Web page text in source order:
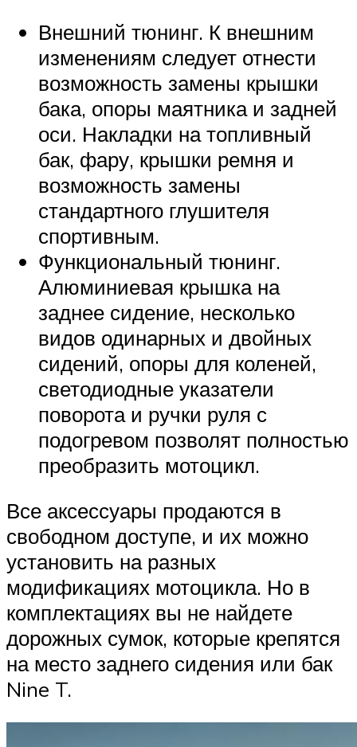
Внешний тюнинг. К внешним
изменениям следует отнести
возможность замены крышки
бака, опоры маятника и задней
оси. Накладки на топливный
бак, фару, крышки ремня и
возможность замены
стандартного глушителя
спортивным.
Функциональный тюнинг.
Алюминиевая крышка на
заднее сидение, несколько
видов одинарных и двойных
сидений, опоры для коленей,
светодиодные указатели
поворота и ручки руля с
подогревом позволят полностью
преобразить мотоцикл.
Все аксессуары продаются в
свободном доступе, и их можно
установить на разных
модификациях мотоцикла. Но в
комплектациях вы не найдете
дорожных сумок, которые крепятся
на место заднего сидения или бак
Nine T.